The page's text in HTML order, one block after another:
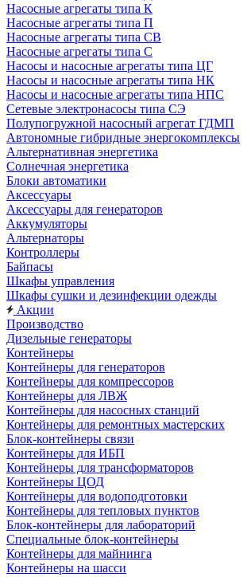
Насосные агрегаты типа К
Насосные агрегаты типа П
Насосные агрегаты типа СВ
Насосные агрегаты типа С
Насосы и насосные агрегаты типа ЦГ
Насосы и насосные агрегаты типа НК
Насосы и насосные агрегаты типа НПС
Сетевые электронасосы типа СЭ
Полупогружной насосный агрегат ГДМП
Автономные гибридные энергокомплексы
Альтернативная энергетика
Солнечная энергетика
Блоки автоматики
Аксессуары
Аксессуары для генераторов
Аккумуляторы
Альтернаторы
Контроллеры
Байпасы
Шкафы управления
Шкафы сушки и дезинфекции одежды
Акции
Производство
Дизельные генераторы
Контейнеры
Контейнеры для генераторов
Контейнеры для компрессоров
Контейнеры для ЛВЖ
Контейнеры для насосных станций
Контейнеры для ремонтных мастерских
Блок-контейнеры связи
Контейнеры для ИБП
Контейнеры для трансформаторов
Контейнеры ЦОД
Контейнеры для водоподготовки
Контейнеры для тепловых пунктов
Блок-контейнеры для лабораторий
Специальные блок-контейнеры
Контейнеры для майнинга
Контейнеры на шасси